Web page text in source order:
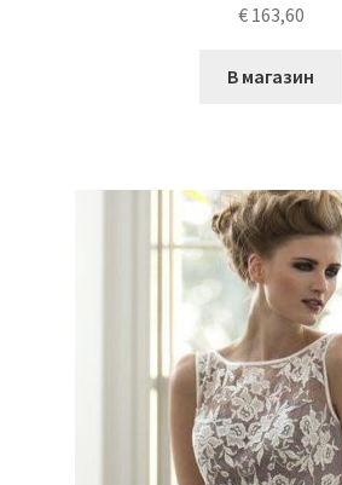
€163,60
В магазин